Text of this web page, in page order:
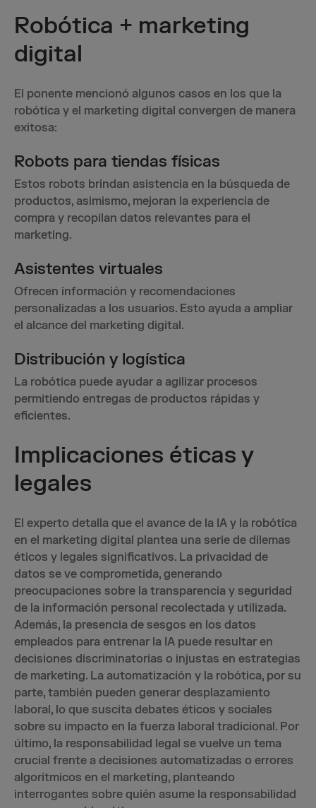
Robótica + marketing
digital
El ponente mencionó algunos casos en los que la
robótica y el marketing digital convergen de manera
exitosa:
Robots para tiendas físicas
Estos robots brindan asistencia en la búsqueda de
productos, asimismo, mejoran la experiencia de
compra y recopilan datos relevantes para el
marketing.
Asistentes virtuales
Ofrecen información y recomendaciones
personalizadas a los usuarios. Esto ayuda a ampliar
el alcance del marketing digital.
Distribución y logística
La robótica puede ayudar a agilizar procesos
permitiendo entregas de productos rápidas y
eficientes.
Implicaciones éticas y
legales
El experto detalla que el avance de la IA y la robótica
en el marketing digital plantea una serie de dilemas
éticos y legales significativos. La privacidad de
datos se ve comprometida, generando
preocupaciones sobre la transparencia y seguridad
de la información personal recolectada y utilizada.
Además, la presencia de sesgos en los datos
empleados para entrenar la IA puede resultar en
decisiones discriminatorias o injustas en estrategias
de marketing. La automatización y la robótica, por su
parte, también pueden generar desplazamiento
laboral, lo que suscita debates éticos y sociales
sobre su impacto en la fuerza laboral tradicional. Por
último, la responsabilidad legal se vuelve un tema
crucial frente a decisiones automatizadas o errores
algorítmicos en el marketing, planteando
interrogantes sobre quién asume la responsabilidad